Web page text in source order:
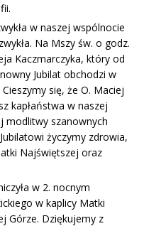
w naszej wspólnocie
Na Mszy św. o godz.
Kaczmarczyka, który od
Jubilat obchodzi w
się, że O. Maciej
kapłaństwa w naszej
modlitwy szanownych
życzymy zdrowia,
Najświętszej oraz
w 2. nocnym
w kaplicy Matki
Górze. Dziękujemy z